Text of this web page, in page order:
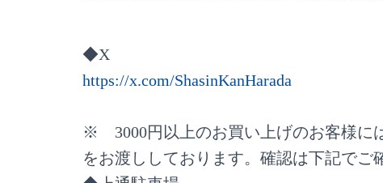
◆X
https://x.com/ShasinKanHarada
※ 3000円以上のお買い上げのお客様に
をお渡ししております。確認は下記でご